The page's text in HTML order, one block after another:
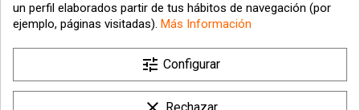
un perfil elaborados partir de tus hábitos de navegación (por
ejemplo, páginas visitadas). Más Información
tune Configurar